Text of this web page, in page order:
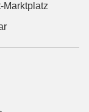
Marktplatz